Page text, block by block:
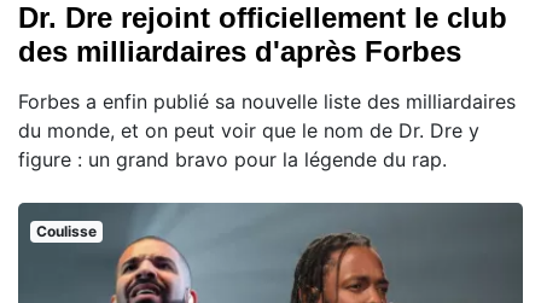
Dr. Dre rejoint officiellement le club
des milliardaires d'après Forbes
Forbes a enfin publié sa nouvelle liste des milliardaires
du monde, et on peut voir que le nom de Dr. Dre y
figure : un grand bravo pour la légende du rap.
Coulisse